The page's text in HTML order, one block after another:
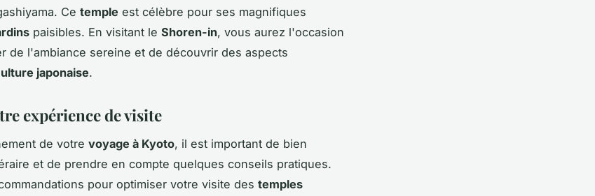
Ce temple est célèbre pour ses magnifiques
paisibles. En visitant le Shoren-in, vous aurez l'occasion
de l'ambiance sereine et de découvrir des aspects
japonaise.
expérience de visite
de votre voyage à Kyoto, il est important de bien
et de prendre en compte quelques conseils pratiques.
pour optimiser votre visite des temples